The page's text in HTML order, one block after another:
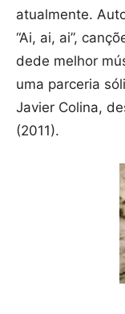
atualmente.
“Ai, ai, ai”,
dede melhor
uma parceria
Javier Colina,
(2011).